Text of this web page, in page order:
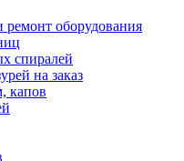
ремонт оборудования
спиралей
на заказ
капов